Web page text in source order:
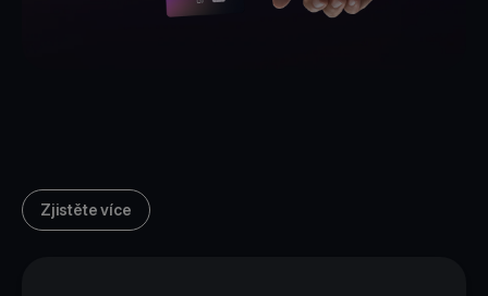
Zjistěte více